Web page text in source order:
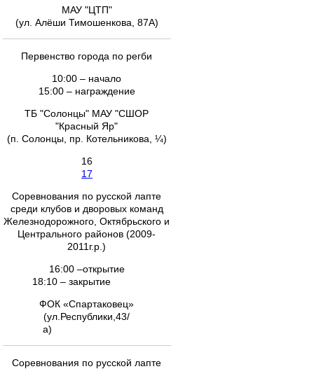
МАУ "ЦТП"
(ул. Алёши Тимошенкова, 87А)
Первенство города по регби
10:00 – начало
15:00 – награждение
ТБ "Солонцы" МАУ "СШОР
"Красный Яр"
(п. Солонцы, пр. Котельникова, ¼)
16
17
Соревнования по русской лапте
среди клубов и дворовых команд
Железнодорожного, Октябрьского и
Центрального районов (2009-
2011г.р.)
16:00 –открытие
18:10 – закрытие
ФОК «Спартаковец»
(ул.Республики,43/
а)
Соревнования по русской лапте